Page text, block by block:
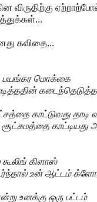
விருதிற்கு
கவிதை...
பயங்கர மொக்கை
காட்டுவது
காட்டியது
கிளாஸ்
உன் ஆட்டம்
உனக்கு ஒரு பட்டம்